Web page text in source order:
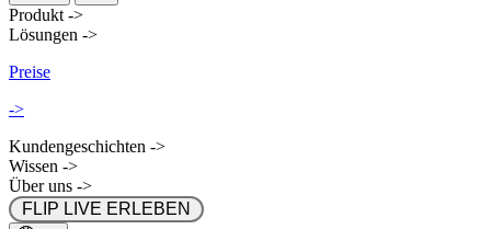
Produkt ->
Lösungen ->
Preise
->
Kundengeschichten ->
Wissen ->
Über uns ->